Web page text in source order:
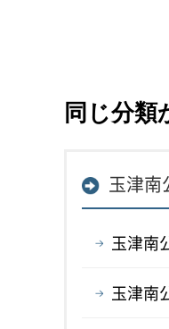
同じ分類
玉津南
玉津南
玉津南